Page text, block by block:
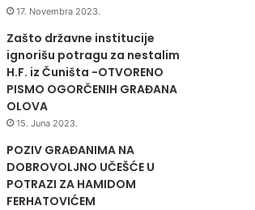
17. Novembra 2023.
Zašto državne institucije
ignorišu potragu za nestalim
H.F. iz Čuništa -OTVORENO
PISMO OGORČENIH GRAĐANA
OLOVA
15. Juna 2023.
POZIV GRAĐANIMA NA
DOBROVOLJNO UČEŠĆE U
POTRAZI ZA HAMIDOM
FERHATOVIĆEM